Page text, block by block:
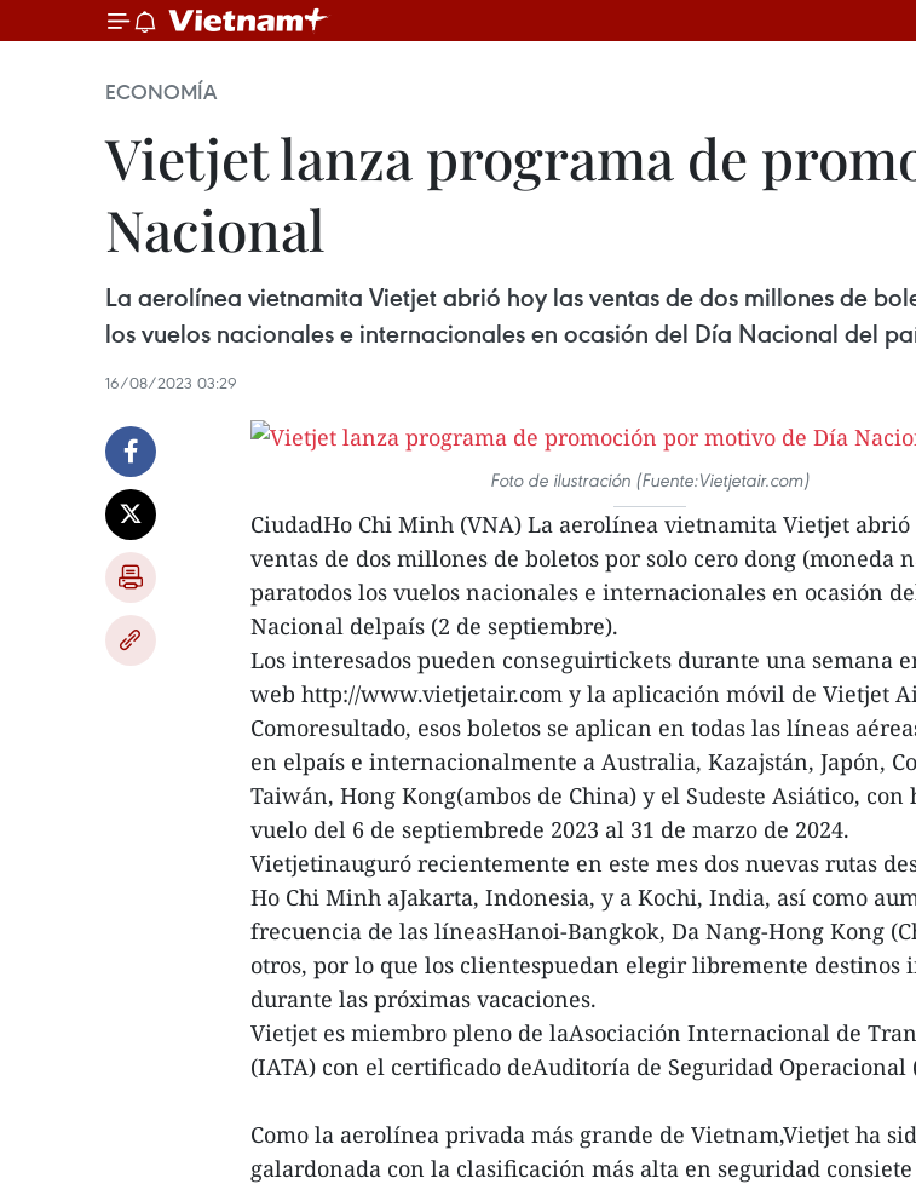
ECONOMÍA
Vietjet lanza programa de
Nacional
La aerolínea vietnamita Vietjet abrió hoy las ventas de dos millones de
los vuelos nacionales e internacionales en ocasión del Día Nacional del
16/08/2023 03:29
Foto de ilustración (Fuente:Vietjetair.com)
CiudadHo Chi Minh (VNA) La aerolínea vietnamita Vietjet abrió
ventas de dos millones de boletos por solo cero dong (moneda
paratodos los vuelos nacionales e internacionales en ocasión
Nacional delpaís (2 de septiembre).
Los interesados pueden conseguirtickets durante una semana
web http://www.vietjetair.com y la aplicación móvil de Vietjet
Comoresultado, esos boletos se aplican en todas las líneas
en elpaís e internacionalmente a Australia, Kazajstán, Japón,
Taiwán, Hong Kong(ambos de China) y el Sudeste Asiático, con
vuelo del 6 de septiembrede 2023 al 31 de marzo de 2024.
Vietjetinauguró recientemente en este mes dos nuevas rutas
Ho Chi Minh aJakarta, Indonesia, y a Kochi, India, así como
frecuencia de las líneasHanoi-Bangkok, Da Nang-Hong Kong
otros, por lo que los clientespuedan elegir libremente destinos
durante las próximas vacaciones.
Vietjet es miembro pleno de laAsociación Internacional de
(IATA) con el certificado deAuditoría de Seguridad Operacional
Como la aerolínea privada más grande de Vietnam,Vietjet ha
galardonada con la clasificación más alta en seguridad